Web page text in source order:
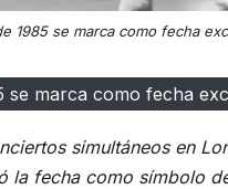
1985 se marca como fecha
se marca como fecha
simultáneos en
la fecha como símbolo